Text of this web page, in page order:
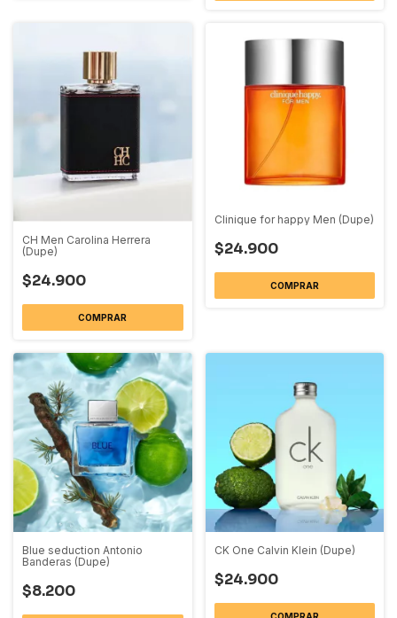
CH Men Carolina Herrera
(Dupe)
$24.900
COMPRAR
Clinique for happy Men (Dupe)
$24.900
COMPRAR
Blue seduction Antonio
Banderas (Dupe)
$8.200
CK One Calvin Klein (Dupe)
$24.900